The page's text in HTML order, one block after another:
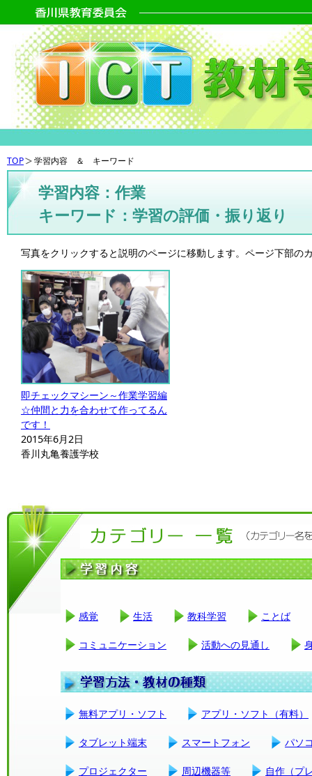
TOP 学習内容 ＆ キーワード
学習内容：作業
キーワード：学習の評価・振り返り
写真をクリックすると説明のページに移動します。ページ下部
即チェックマシーン～作業学習編
☆仲間と力を合わせて作ってるん
です！
2015年6月2日
香川丸亀養護学校
感覚 生活 教科学習 ことば
コミュニケーション 活動への見通し
無料アプリ・ソフト アプリ・ソフト（有料）
タブレット端末 スマートフォン パソ
プロジェクター 周辺機器等 自作（プ